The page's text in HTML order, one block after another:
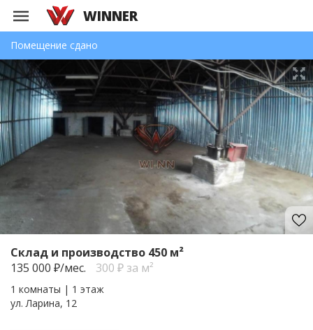
WINNER
Помещение сдано
Склад и производство 450 м²
135 000 ₽/мес. 300 ₽ за м²
1 комнаты | 1 этаж
ул. Ларина, 12